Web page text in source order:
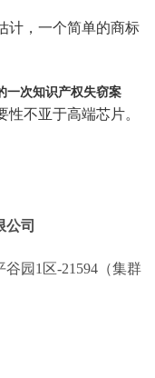
计，一个简单的商标
一次知识产权失窃案
性不亚于高端芯片。
公司
园1区-21594（集群